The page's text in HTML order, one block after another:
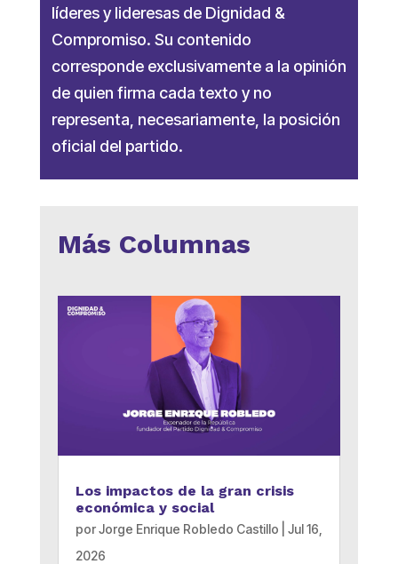
líderes y lideresas de Dignidad &
Compromiso. Su contenido
corresponde exclusivamente a la opinión
de quien firma cada texto y no
representa, necesariamente, la posición
oficial del partido.
Más Columnas
Los impactos de la gran crisis
económica y social
porJorge Enrique Robledo Castillo
Jul 16,
2026